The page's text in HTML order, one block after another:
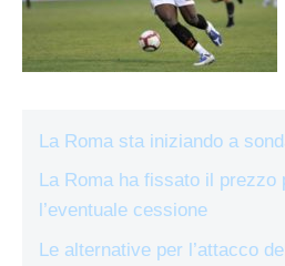
La Roma sta iniziando a
La Roma ha fissato il prezzo
l’eventuale cessione
Le alternative per l’attacco